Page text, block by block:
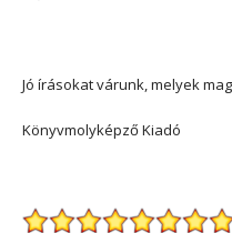
Jó írásokat várunk, melyek
Könyvmolyképző Kiadó